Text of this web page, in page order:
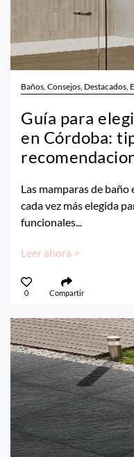
Baños, Consejos, Destacados,
Guía para
en Córdoba:
Las mamparas de
cada vez más elegida
funcionales...
Leer ahora >
0 Compartir